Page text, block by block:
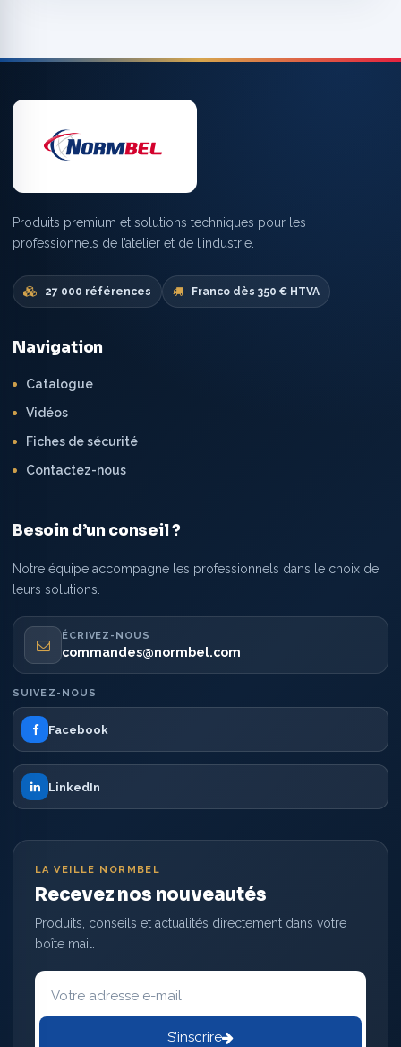
Produits premium et solutions techniques pour les
professionnels de l’atelier et de l’industrie.
27 000 références Franco dès 350 € HTVA
Navigation
Catalogue
Vidéos
Fiches de sécurité
Contactez-nous
Besoin d’un conseil ?
Notre équipe accompagne les professionnels dans le choix de
leurs solutions.
ÉCRIVEZ-NOUS
commandes@normbel.com
SUIVEZ-NOUS
Facebook
LinkedIn
LA VEILLE NORMBEL
Recevez nos nouveautés
Produits, conseils et actualités directement dans votre
boîte mail.
Votre
adresse
mail
S’inscrire